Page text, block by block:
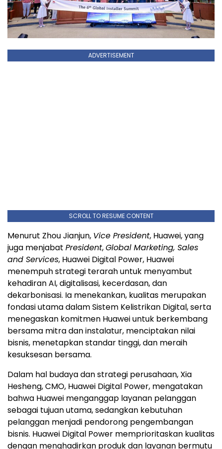
ADVERTISEMENT
SCROLL TO RESUME CONTENT
Menurut Zhou Jianjun, Vice President, Huawei, yang
juga menjabat President,Global Marketing, Sales
and Services, Huawei Digital Power, Huawei
menempuh strategi terarah untuk menyambut
kehadiran AI, digitalisasi, kecerdasan, dan
dekarbonisasi. Ia menekankan, kualitas merupakan
fondasi utama dalam Sistem Kelistrikan Digital, serta
menegaskan komitmen Huawei untuk berkembang
bersama mitra dan instalatur, menciptakan nilai
bisnis, menetapkan standar tinggi, dan meraih
kesuksesan bersama.
Dalam hal budaya dan strategi perusahaan, Xia
Hesheng, CMO, Huawei Digital Power, mengatakan
bahwa Huawei menganggap layanan pelanggan
sebagai tujuan utama, sedangkan kebutuhan
pelanggan menjadi pendorong pengembangan
bisnis. Huawei Digital Power memprioritaskan kualitas
dengan menghadirkan produk dan layanan bermutu